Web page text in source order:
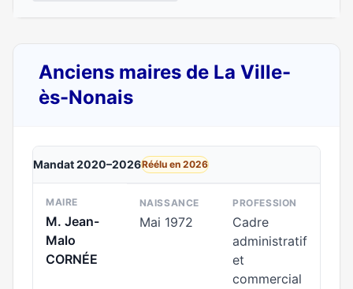
Anciens maires de La Ville-
ès-Nonais
Mandat 2020–2026Réélu en 2026
MAIRE
M. Jean-
Malo
CORNÉE
NAISSANCE
Mai 1972
PROFESSION
Cadre
administratif
et
commercial